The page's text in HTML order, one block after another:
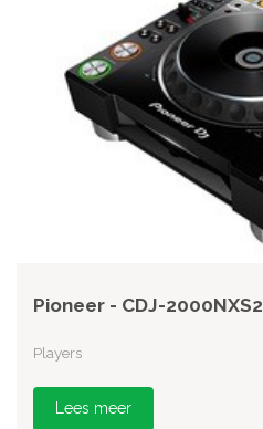
Pioneer - CDJ-2000NXS2
Players
Lees meer